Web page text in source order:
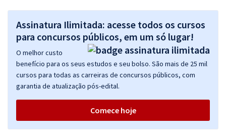
Assinatura Ilimitada: acesse todos os cursos
para concursos públicos, em um só lugar!
O melhor custo
benefício para os seus estudos e seu bolso. São mais de 25 mil
cursos para todas as carreiras de concursos públicos, com
garantia de atualização pós-edital.
Comece hoje